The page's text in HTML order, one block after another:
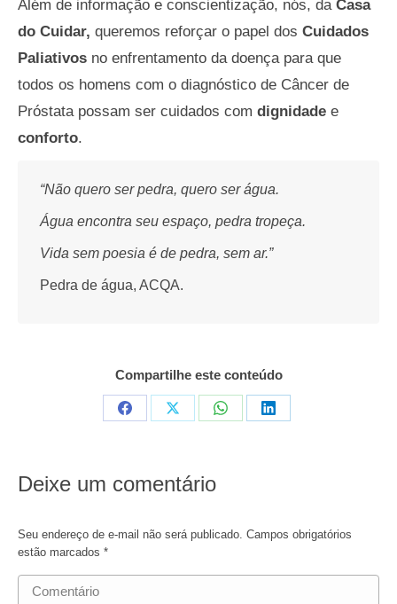
Além de informação e conscientização, nós, da Casa
do Cuidar, queremos reforçar o papel dos Cuidados
Paliativos no enfrentamento da doença para que
todos os homens com o diagnóstico de Câncer de
Próstata possam ser cuidados com dignidade e
conforto.
“Não quero ser pedra, quero ser água.
Água encontra seu espaço, pedra tropeça.
Vida sem poesia é de pedra, sem ar.”
Pedra de água, ACQA.
Compartilhe este conteúdo
CompartilharCompartilharCompartilharCompartilhar
Deixe um comentário
Seu endereço de e-mail não será publicado. Campos obrigatórios
estão marcados *
Comentário